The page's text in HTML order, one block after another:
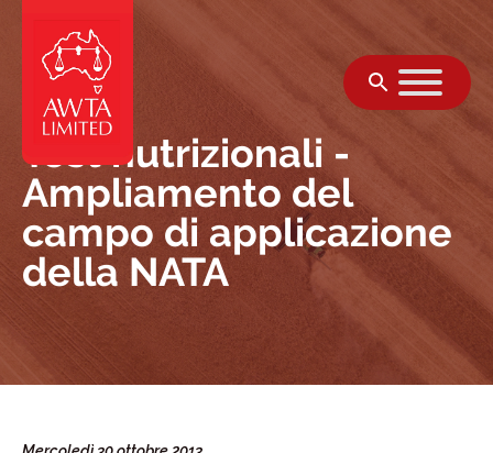
Test nutrizionali -
Ampliamento del
campo di applicazione
della NATA